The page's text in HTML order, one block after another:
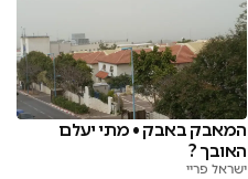
המאבק באבק • מתי יעלם
האובך ?
ישראל פריי